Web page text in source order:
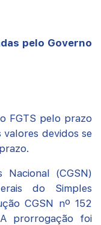
pelo Governo
FGTS pelo prazo
devidos se
(CGSN)
do Simples
CGSN nº 152
prorrogação foi